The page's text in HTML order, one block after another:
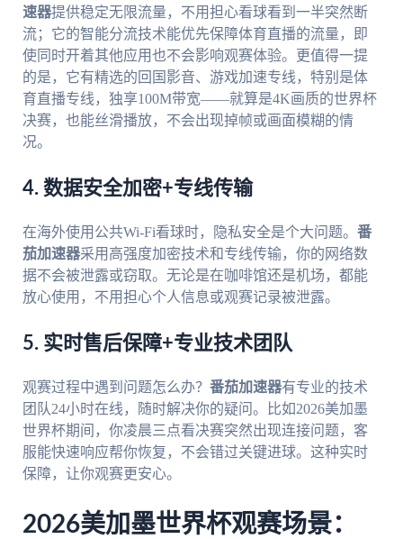
速器提供稳定无限流量，不用担心看球看到一半突然断
流；它的智能分流技术能优先保障体育直播的流量，即
使同时开着其他应用也不会影响观赛体验。更值得一提
的是，它有精选的回国影音、游戏加速专线，特别是体
育直播专线，独享100M带宽——就算是4K画质的世界杯
决赛，也能丝滑播放，不会出现掉帧或画面模糊的情
况。
4. 数据安全加密+专线传输
在海外使用公共Wi-Fi看球时，隐私安全是个大问题。 番
茄加速器采用高强度加密技术和专线传输，你的网络数
据不会被泄露或窃取。无论是在咖啡馆还是机场，都能
放心使用，不用担心个人信息或观赛记录被泄露。
5. 实时售后保障+专业技术团队
观赛过程中遇到问题怎么办？ 番茄加速器有专业的技术
团队24小时在线，随时解决你的疑问。比如2026美加墨
世界杯期间，你凌晨三点看决赛突然出现连接问题，客
服能快速响应帮你恢复，不会错过关键进球。这种实时
保障，让你观赛更安心。
2026美加墨世界杯观赛场景：